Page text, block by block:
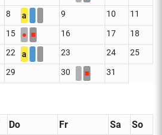
8 a 9 10 11
15 ● ■ 16 17
18
22 a 23 24 25
29 30 ■ 31
Do Fr Sa So